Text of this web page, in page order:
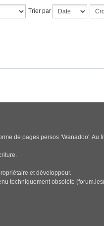
Trier par
de pages persos 'Wanadoo'.
et développeur.
techniquement obsolète